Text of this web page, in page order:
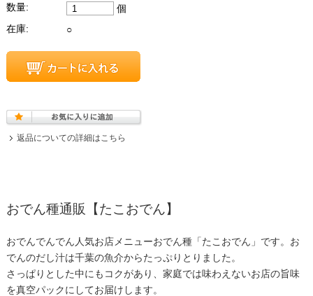
数量:
個
在庫:
○
返品についての詳細はこちら
おでん種通販【たこおでん】
おでんでんでん人気お店メニューおでん種「たこおでん」です。お
でんのだし汁は千葉の魚介からたっぷりとりました。
さっぱりとした中にもコクがあり、家庭では味わえないお店の旨味
を真空パックにしてお届けします。